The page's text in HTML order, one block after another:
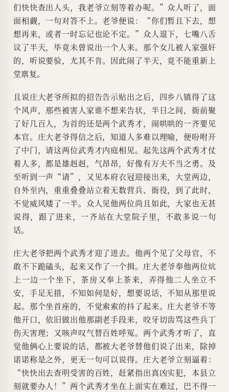
们快快查出人头，我老爷立刻等着办呢。”众人听了，面
面相觑，一句对答不上。老爷便说：“你们暂且下去，想
想再来，或者一时忘记也论不定。”众人退下，七嘴八舌
议了半天，毕竟未曾说出一个人来。那个女儿被人家强奸
的，听说要验，尤其不肯。因此闹了半天，竟不能重新上
堂禀复。
且说庄大老爷所拟的招告告示贴出之后，四乡八镇得了这
个风声，那些被害人家谁不想来告状，半日之间，衙前聚
了好几百人，为首的还是两个武秀才，闹哄哄的一齐要见
本官。庄大老爷得信之后，知道人多难以理喻，便吩咐开
了中门，请这两位武秀才内庭相见。起先这两个武秀才仗
着人多，都是雄赳赳，气昂昂，好像有万夫不当之勇。及
至听到一声“请”，又见本府衣冠迎接出来，大堂两边，
自外至内，重重叠叠站立着无数营兵、衙役，到了此时，
不觉威风矮了一半。众人见他两位尚且如此，大家也无甚
说得，跟了进来，一齐站在大堂院子里，不敢多说一句
话。
庄大老爷把两个武秀才迎了进去。他两个见了父母官，不
敢不下跪磕头，起来又作了一个揖。庄大老爷奉他两位炕
上一边一个坐下，茶房又奉上茶来，弄得他二人坐立不
安，手足无措，不知如何是好，想要说话，不知从那里说
起。那个坐首座的，不觉索索的抖了起来。庄大老爷不等
他开口，依旧做出他那副老手段来，咬牙切齿骂这些兵丁
伤天害理；又咳声叹气替百姓呼冤。两个武秀才听了，直
觉他俩心上要说的话，都被大老爷替他们说了出来，除掉
诺诺称是之外，更无一句可以说得。庄大老爷立刻逼着：
“快快出去查明受害的百姓，赶紧指出真凶实犯，本县立
刻就要办人！”两个武秀才坐在上面实在难过，巴不得一